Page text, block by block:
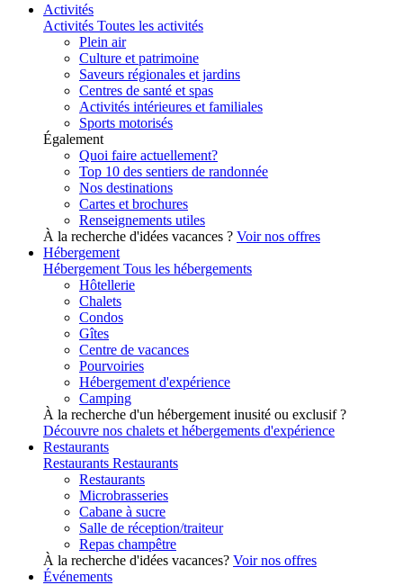
Activités
Activités Toutes les activités
Plein air
Culture et patrimoine
Saveurs régionales et jardins
Centres de santé et spas
Activités intérieures et familiales
Sports motorisés
Également
Quoi faire actuellement?
Top 10 des sentiers de randonnée
Nos destinations
Cartes et brochures
Renseignements utiles
À la recherche d'idées vacances ? Voir nos offres
Hébergement
Hébergement Tous les hébergements
Hôtellerie
Chalets
Condos
Gîtes
Centre de vacances
Pourvoiries
Hébergement d'expérience
Camping
À la recherche d'un hébergement inusité ou exclusif ?
Découvre nos chalets et hébergements d'expérience
Restaurants
Restaurants Restaurants
Restaurants
Microbrasseries
Cabane à sucre
Salle de réception/traiteur
Repas champêtre
À la recherche d'idées vacances? Voir nos offres
Événements